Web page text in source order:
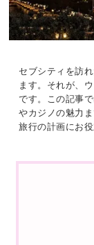
セブシティを訪
ます。それが、
です。この記事
やカジノの魅力
旅行の計画にお